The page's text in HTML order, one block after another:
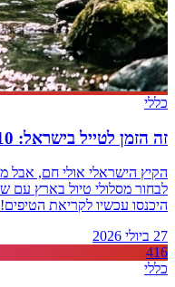
כללי
זה הזמן לטייל בישראל: 10 טיפים לימי טיול קיציים בארץ
הקיץ הישראלי אולי חם, אבל
לבחור מסלולי טיול בארץ עם
היכנסו עכשיו לקריאת הטיפים!
27 ביולי 2026
416
כללי